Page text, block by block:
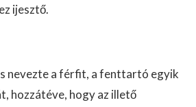
ijesztő.
nevezte a férfit, a fenttartó egyik
hozzátéve, hogy az illető